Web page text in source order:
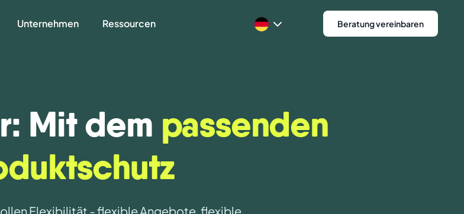
Unternehmen Ressourcen Beratung vereinbaren
Mit dem passenden
Flexibilität - flexible Angebote, flexible